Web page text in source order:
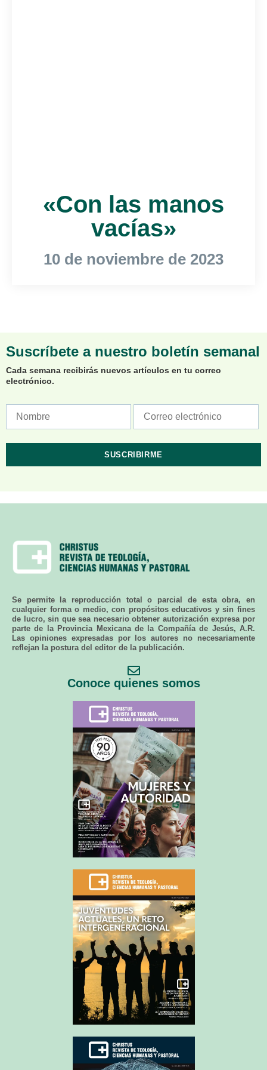
«Con las manos
vacías»
10 de noviembre de 2023
Suscríbete a nuestro boletín semanal
Cada semana recibirás nuevos artículos en tu correo
electrónico.
Se permite la reproducción total o parcial de esta obra, en
cualquier forma o medio, con propósitos educativos y sin fines
de lucro, sin que sea necesario obtener autorización expresa por
parte de la Provincia Mexicana de la Compañía de Jesús, A.R.
Las opiniones expresadas por los autores no necesariamente
reflejan la postura del editor de la publicación.
Conoce quienes somos